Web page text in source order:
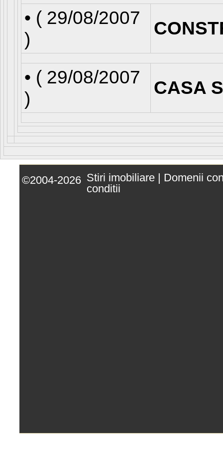
• ( 29/08/2007
)
• ( 29/08/2007
)
CASA
©2004-2026 Stiri imobiliare | Domenii
conditii